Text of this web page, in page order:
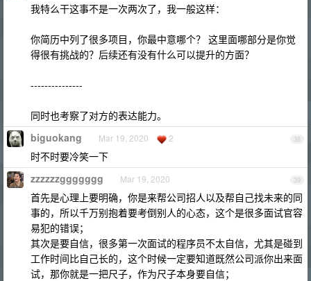
我特么干这事不是一次两次了，我一般这样：
你简历中列了很多项目，你最中意哪个？ 这里面哪部分是你觉
得很有挑战的？后续还有没有什么可以提升的方面？
---------------
同时也考察了对方的表达能力。
38
biguokang Mar 19, 2020 2
时不时要冷笑一下
39
zzzzzzggggggg Mar 19, 2020
首先是心理上要明确，你是来帮公司招人以及帮自己找未来的同
事的，所以千万别抱着要考倒别人的心态，这个是很多面试官容
易犯的错误；
其次是要自信，很多第一次面试的程序员不太自信，尤其是碰到
工作时间比自己长的，这个时候一定要知道既然公司派你出来面
试，那你就是一把尺子，作为尺子本身要自信；